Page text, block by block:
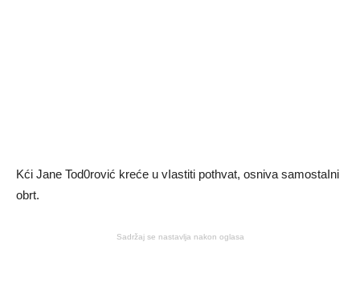
Kći Jane Tod0rović kreće u vIastiti pothvat, osniva samostaIni
obrt.
Sadržaj se nastavlja nakon oglasa